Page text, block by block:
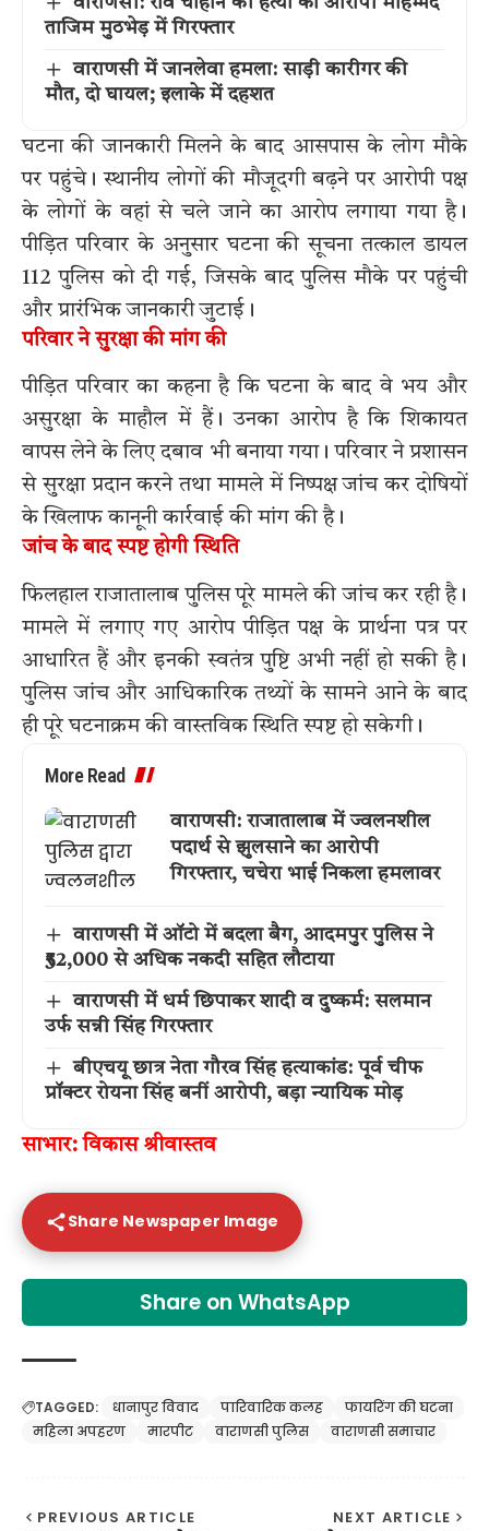
ताजिम मुठभेड़ में गिरफ्तार
वाराणसी में जानलेवा हमला: साड़ी कारीगर की
मौत, दो घायल; इलाके में दहशत
घटना की जानकारी मिलने के बाद आसपास के लोग मौके
पर पहुंचे। स्थानीय लोगों की मौजूदगी बढ़ने पर आरोपी पक्ष
के लोगों के वहां से चले जाने का आरोप लगाया गया है।
पीड़ित परिवार के अनुसार घटना की सूचना तत्काल डायल
112 पुलिस को दी गई, जिसके बाद पुलिस मौके पर पहुंची
और प्रारंभिक जानकारी जुटाई।
परिवार ने सुरक्षा की मांग की
पीड़ित परिवार का कहना है कि घटना के बाद वे भय और
असुरक्षा के माहौल में हैं। उनका आरोप है कि शिकायत
वापस लेने के लिए दबाव भी बनाया गया। परिवार ने प्रशासन
से सुरक्षा प्रदान करने तथा मामले में निष्पक्ष जांच कर दोषियों
के खिलाफ कानूनी कार्रवाई की मांग की है।
जांच के बाद स्पष्ट होगी स्थिति
फिलहाल राजातालाब पुलिस पूरे मामले की जांच कर रही है।
मामले में लगाए गए आरोप पीड़ित पक्ष के प्रार्थना पत्र पर
आधारित हैं और इनकी स्वतंत्र पुष्टि अभी नहीं हो सकी है।
पुलिस जांच और आधिकारिक तथ्यों के सामने आने के बाद
ही पूरे घटनाक्रम की वास्तविक स्थिति स्पष्ट हो सकेगी।
More Read
वाराणसी: राजातालाब में ज्वलनशील
पदार्थ से झुलसाने का आरोपी
गिरफ्तार, चचेरा भाई निकला हमलावर
वाराणसी में ऑटो में बदला बैग, आदमपुर पुलिस ने
₹52,000 से अधिक नकदी सहित लौटाया
वाराणसी में धर्म छिपाकर शादी व दुष्कर्म: सलमान
उर्फ सन्नी सिंह गिरफ्तार
बीएचयू छात्र नेता गौरव सिंह हत्याकांड: पूर्व चीफ
प्रॉक्टर रोयना सिंह बनीं आरोपी, बड़ा न्यायिक मोड़
साभार: विकास श्रीवास्तव
Share Newspaper Image
Share on WhatsApp
TAGGED: धानापुर विवाद पारिवारिक कलह
फायरिंग की घटना
महिला अपहरण
मारपीट वाराणसी पुलिस वाराणसी समाचार
PREVIOUS ARTICLE NEXT ARTICLE